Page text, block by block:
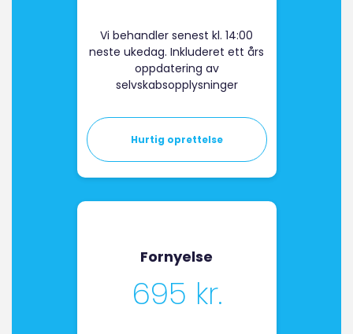
Vi behandler senest kl. 14:00
neste ukedag. Inkluderet ett års
oppdatering av
selvskabsopplysninger
Hurtig oprettelse
Fornyelse
695 kr.